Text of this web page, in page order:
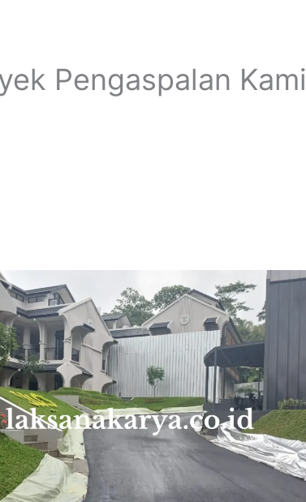
Pengaspalan Kami